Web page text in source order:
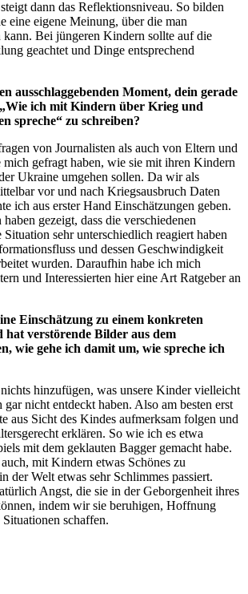
dann das Reflektionsniveau. So bilden
eine eigene Meinung, über die man
kann. Bei jüngeren Kindern sollte auf die
geachtet und Dinge entsprechend
ausschlaggebenden Moment, dein gerade
„Wie ich mit Kindern über Krieg und
spreche“ zu schreiben?
von Journalisten als auch von Eltern und
mich gefragt haben, wie sie mit ihren Kindern
Ukraine umgehen sollen. Da wir als
vor und nach Kriegsausbruch Daten
ich aus erster Hand Einschätzungen geben.
gezeigt, dass die verschiedenen
sehr unterschiedlich reagiert haben
und dessen Geschwindigkeit
wurden. Daraufhin habe ich mich
und Interessierten hier eine Art Ratgeber an
Einschätzung zu einem konkreten
verstörende Bilder aus dem
wie gehe ich damit um, wie spreche ich
hinzufügen, was unsere Kinder vielleicht
nicht entdeckt haben. Also am besten erst
aus Sicht des Kindes aufmerksam folgen und
erklären. So wie ich es etwa
mit dem geklauten Bagger gemacht habe.
mit Kindern etwas Schönes zu
der Welt etwas sehr Schlimmes passiert.
Angst, die sie in der Geborgenheit ihres
indem wir sie beruhigen, Hoffnung
schaffen.